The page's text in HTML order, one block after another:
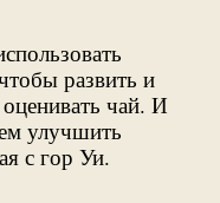
развить и
чай. И
улучшить
с гор Уи.